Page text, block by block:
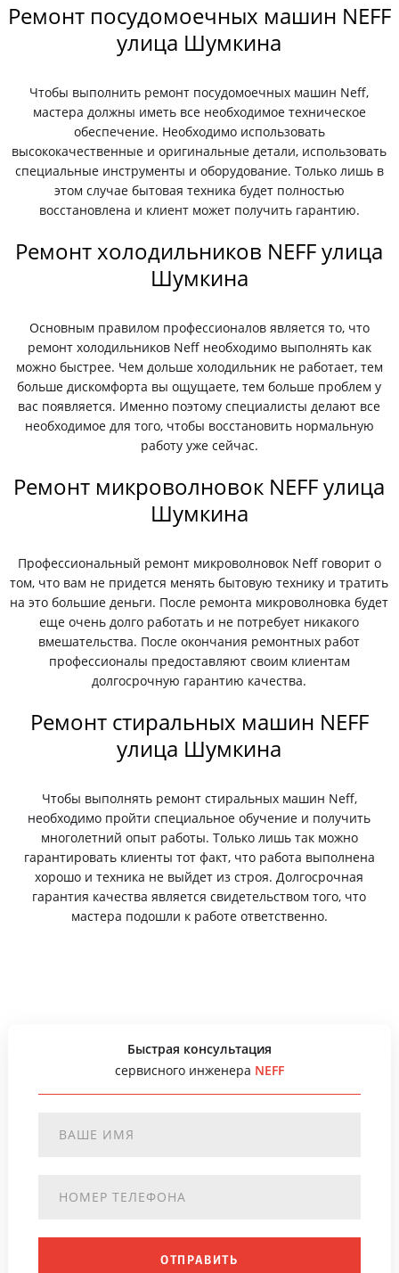
Ремонт посудомоечных машин NEFF
улица Шумкина
Чтобы выполнить ремонт посудомоечных машин Neff,
мастера должны иметь все необходимое техническое
обеспечение. Необходимо использовать
высококачественные и оригинальные детали, использовать
специальные инструменты и оборудование. Только лишь в
этом случае бытовая техника будет полностью
восстановлена и клиент может получить гарантию.
Ремонт холодильников NEFF улица
Шумкина
Основным правилом профессионалов является то, что
ремонт холодильников Neff необходимо выполнять как
можно быстрее. Чем дольше холодильник не работает, тем
больше дискомфорта вы ощущаете, тем больше проблем у
вас появляется. Именно поэтому специалисты делают все
необходимое для того, чтобы восстановить нормальную
работу уже сейчас.
Ремонт микроволновок NEFF улица
Шумкина
Профессиональный ремонт микроволновок Neff говорит о
том, что вам не придется менять бытовую технику и тратить
на это большие деньги. После ремонта микроволновка будет
еще очень долго работать и не потребует никакого
вмешательства. После окончания ремонтных работ
профессионалы предоставляют своим клиентам
долгосрочную гарантию качества.
Ремонт стиральных машин NEFF
улица Шумкина
Чтобы выполнять ремонт стиральных машин Neff,
необходимо пройти специальное обучение и получить
многолетний опыт работы. Только лишь так можно
гарантировать клиенты тот факт, что работа выполнена
хорошо и техника не выйдет из строя. Долгосрочная
гарантия качества является свидетельством того, что
мастера подошли к работе ответственно.
Быстрая консультация
сервисного инженера NEFF
ОТПРАВИТЬ